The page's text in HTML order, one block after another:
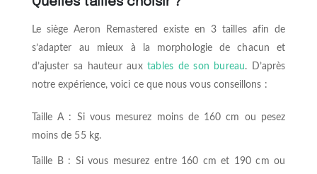
Le siège Aeron Remastered existe en 3 tailles afin de
s’adapter au mieux à la morphologie de chacun et
d’ajuster sa hauteur auxtables de son bureau. D’après
notre expérience, voici ce que nous vous conseillons :
Taille A : Si vous mesurez moins de 160 cm ou pesez
moins de 55 kg.
Taille B : Si vous mesurez entre 160 cm et 190 cm ou